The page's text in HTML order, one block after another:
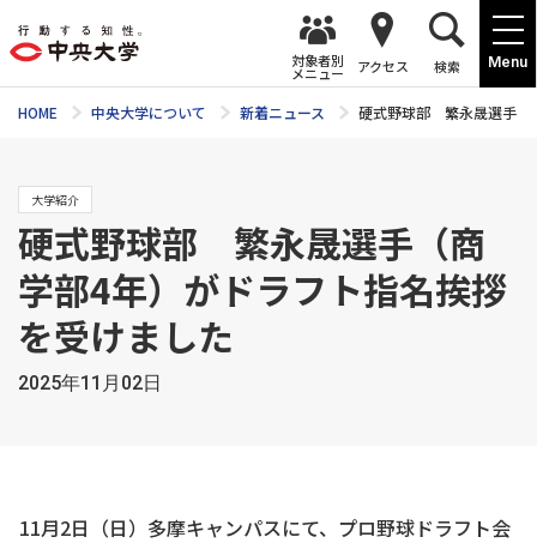
Menu
対象者別
メニュー アクセス 検索
HOME 中央大学について 新着ニュース 硬式野球部 繁永晟選手（
大学紹介
硬式野球部 繁永晟選手（商
学部4年）がドラフト指名挨拶
を受けました
2025年11月02日
11月2日（日）多摩キャンパスにて、プロ野球ドラフト会